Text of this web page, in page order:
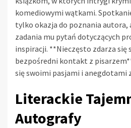
komediowymi wątkami.
tylko okazja do poznania autora,
zadania mu pytań dotyczących
inspiracji. **Nieczęsto zdarza się
bezpośredni kontakt z
się swoimi pasjami i anegdotami
Literackie
Autografy